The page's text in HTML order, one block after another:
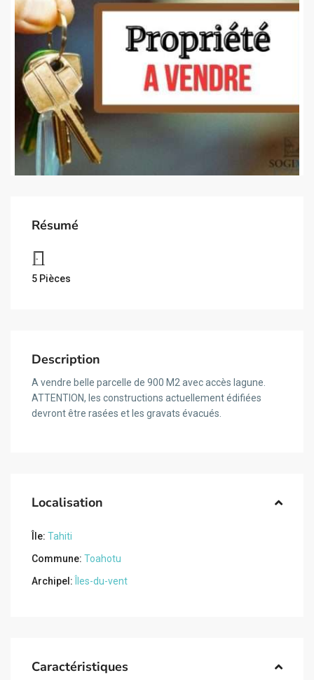
Résumé
5 Pièces
Description
A vendre belle parcelle de 900 M2 avec accès lagune.
ATTENTION, les constructions actuellement édifiées
devront être rasées et les gravats évacués.
Localisation
Île: Tahiti
Commune: Toahotu
Archipel:
Îles-du-vent
Caractéristiques